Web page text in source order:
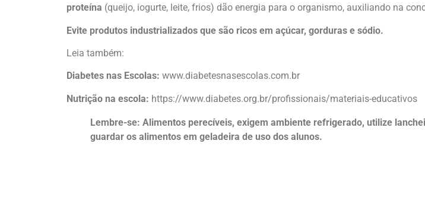
proteína (queijo, iogurte, leite, frios) dão energia para o organismo, auxiliando na
Evite produtos industrializados que são ricos em açúcar, gorduras e sódio.
Leia também:
Diabetes nas Escolas: www.diabetesnasescolas.com.br
Nutrição na escola: https://www.diabetes.org.br/profissionais/materiais-educativos
Lembre-se: Alimentos perecíveis, exigem ambiente refrigerado, utilize
guardar os alimentos em geladeira de uso dos alunos.